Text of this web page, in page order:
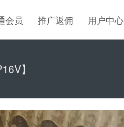
会员 推广返佣 用户中心
】